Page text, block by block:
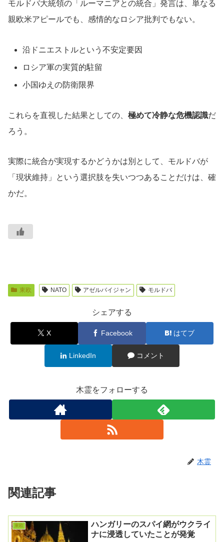
モルドバ大統領の「ルーマニアとの統合」発言は、単なる
親欧米アピールでも、感情的なロシア批判でもない。
沿ドニエストルという不安定要因
ロシア軍の実質的駐留
小国ゆえの防衛限界
これらを直視した結果としての、 極めて冷静な危機認識だ
ろう。
実際に統合が実現するかどうかは別として、モルドバが
「現状維持」という選択肢を失いつつあることだけは、確
かだ。
東欧 NATO アゼルバイジャン モルドバ
シェアする
X Facebook はてブ
LinkedIn コメント
木霊をフォローする
木霊
関連記事
東欧
ハンガリーのスパイ網がウクライ
ナに浸透していたことが発覚